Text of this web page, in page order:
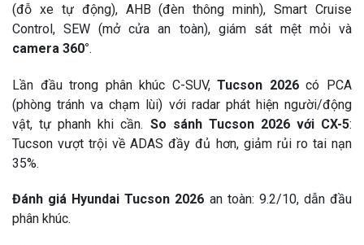
(đỗ xe tự động), AHB (đèn thông minh), Smart Cruise
Control, SEW (mở cửa an toàn), giám sát mệt mỏi và
camera 360°.
Lần đầu trong phân khúc C-SUV,Tucson 2026có PCA
(phòng tránh va chạm lùi) với radar phát hiện người/động
vật, tự phanh khi cần. So sánh Tucson 2026 với CX-5:
Tucson vượt trội về ADAS đầy đủ hơn, giảm rủi ro tai nạn
35%.
Đánh giá Hyundai Tucson 2026 an toàn: 9.2/10, dẫn đầu
phân khúc.